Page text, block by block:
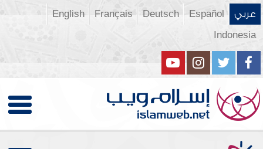
عربي Español
Deutsch
Français
English
Indonesia